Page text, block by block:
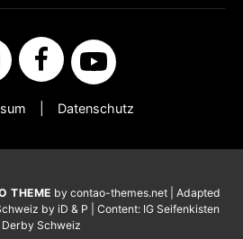
Datenschutz
THEME by contao-themes.net | Adapted
by iD & P | Content: IG Seifenkisten
Derby Schweiz